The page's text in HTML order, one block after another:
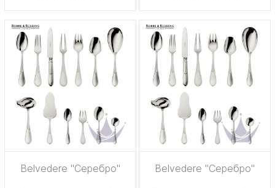
Belvedere "Серебро" Belvedere "Серебро"